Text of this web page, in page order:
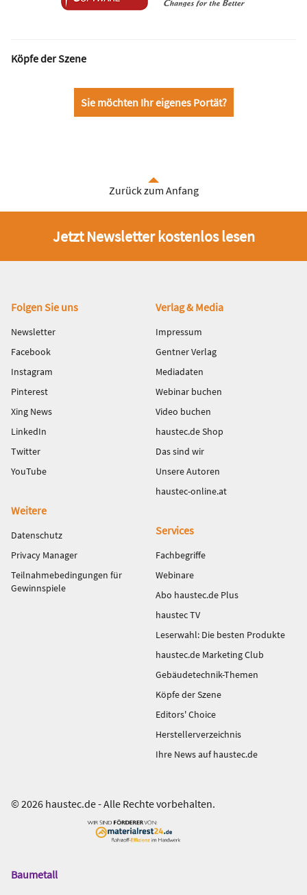
Köpfe der Szene
Sie möchten Ihr eigenes Portät?
Zurück zum Anfang
Jetzt Newsletter kostenlos lesen
Fußbereich
Folgen Sie uns
Newsletter
Facebook
Instagram
Pinterest
Xing News
LinkedIn
Twitter
YouTube
Verlag & Media
Impressum
Gentner Verlag
Mediadaten
Webinar buchen
Video buchen
haustec.de Shop
Das sind wir
Unsere Autoren
haustec-online.at
Weitere
Datenschutz
Privacy Manager
Teilnahmebedingungen für
Gewinnspiele
Services
Fachbegriffe
Webinare
Abo haustec.de Plus
haustec TV
Leserwahl: Die besten Produkte
haustec.de Marketing Club
Gebäudetechnik-Themen
Köpfe der Szene
Editors' Choice
Herstellerverzeichnis
Ihre News auf haustec.de
© 2026 haustec.de - Alle Rechte vorbehalten.
Das
Baumetall